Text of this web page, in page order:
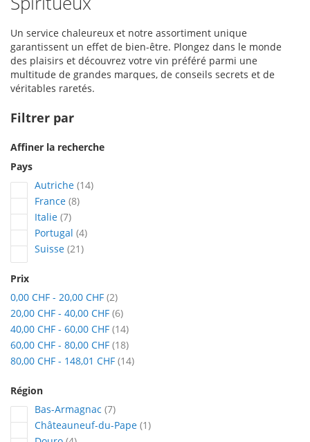
Un service chaleureux et notre assortiment unique
garantissent un effet de bien-être. Plongez dans le monde
des plaisirs et découvrez votre vin préféré parmi une
multitude de grandes marques, de conseils secrets et de
véritables raretés.
Filtrer par
Affiner la recherche
Pays
Autriche 14articles
France 8articles
Italie 7articles
Portugal 4articles
Suisse 21articles
Prix
0,00 CHF - 20,00 CHF 2articles
20,00 CHF - 40,00 CHF 6articles
40,00 CHF - 60,00 CHF 14articles
60,00 CHF - 80,00 CHF 18articles
80,00 CHF - 148,01 CHF 14articles
Région
Bas-Armagnac 7articles
Châteauneuf-du-Pape 1article